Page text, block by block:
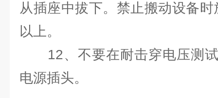
从插座中拔下。禁止搬动设备
以上。
12、不要在耐击穿电压测试
电源插头。